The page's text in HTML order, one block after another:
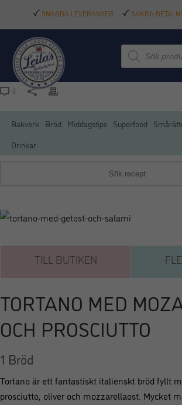
SNABBA LEVERANSER SÄKRA
Produktsökning
0
Bakverk Bröd Middagstips Superfood
Drinkar
TILL BUTIKEN
TORTANO MED
OCH PROSCIUTTO
1 Bröd
Tortano är ett fantastiskt italienskt bröd fyllt
prosciutto, oliver och mozzarellaost. Mycket